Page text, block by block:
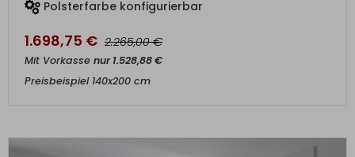
Polsterfarbe konfigurierbar
1.698,75 € 2.265,00€
Mit Vorkasse nur1.528,88€
Preisbeispiel 140x200 cm